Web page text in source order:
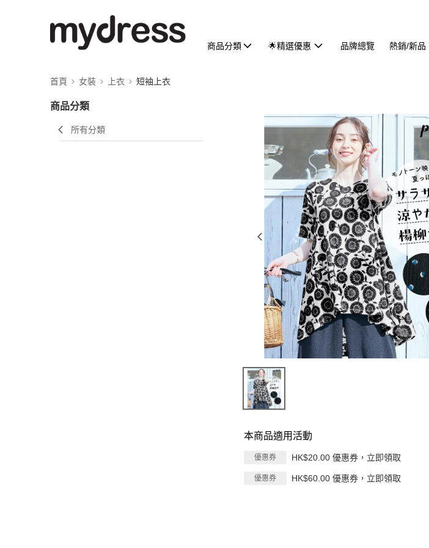
商品分類 🌟精選優惠 品牌總覽 熱銷/新品
首頁 女裝 上衣 短袖上衣
商品分類
所有分類
本商品適用活動
優惠券 HK$20.00 優惠券，立即領取
優惠券 HK$60.00 優惠券，立即領取